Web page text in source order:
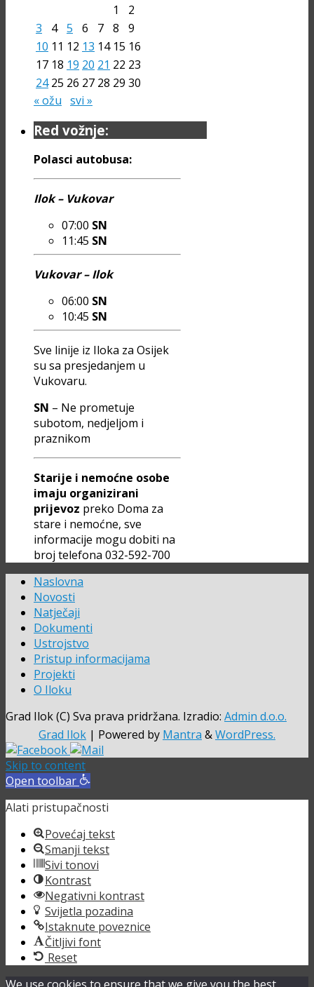
1
2
3
4 5 6 7 8
9
10 11 12 13 14 15 16
17 18 19 20 21 22 23
24 25 26 27 28 29 30
« ožu svi »
Red vožnje:
Polasci autobusa:
Ilok – Vukovar
07:00 SN
11:45 SN
Vukovar – Ilok
06:00 SN
10:45 SN
Sve linije iz Iloka za Osijek
su sa presjedanjem u
Vukovaru.
SN – Ne prometuje
subotom, nedjeljom i
praznikom
Starije i nemoćne osobe
imaju organizirani
prijevoz preko Doma za
stare i nemoćne, sve
informacije mogu dobiti na
broj telefona 032-592-700
Naslovna
Novosti
Natječaji
Dokumenti
Ustrojstvo
Pristup informacijama
Projekti
O Iloku
Grad Ilok (C) Sva prava pridržana. Izradio: Admin d.o.o.
Grad Ilok | Powered by Mantra &WordPress.
Skip to content
Open toolbar
Alati pristupačnosti
Povećaj tekst
Smanji tekst
Sivi tonovi
Kontrast
Negativni kontrast
Svijetla pozadina
Istaknute poveznice
Čitljivi font
Reset